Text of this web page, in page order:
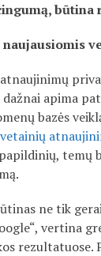
naujausiomis
apima
bazės
ne tik
vertina
rezultatuose.